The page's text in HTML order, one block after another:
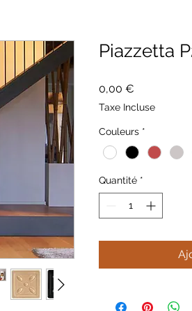
Piazzetta
0,00 €
Taxe Incluse
Couleurs *
Quantité *